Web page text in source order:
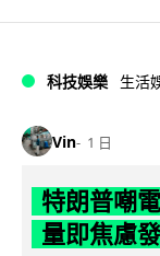
科技娛樂 生活
Vin 1 日
特朗普嘲
量即焦慮